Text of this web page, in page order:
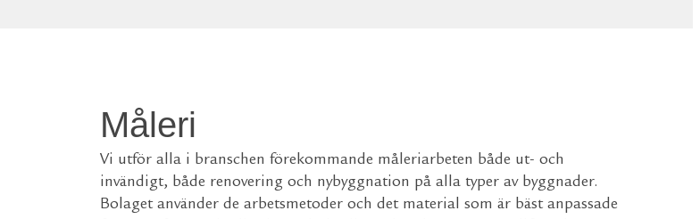
Måleri
Vi utför alla i branschen förekommande måleriarbeten både ut- och
invändigt, både renovering och nybyggnation på alla typer av byggnader.
Bolaget använder de arbetsmetoder och det material som är bäst anpassade